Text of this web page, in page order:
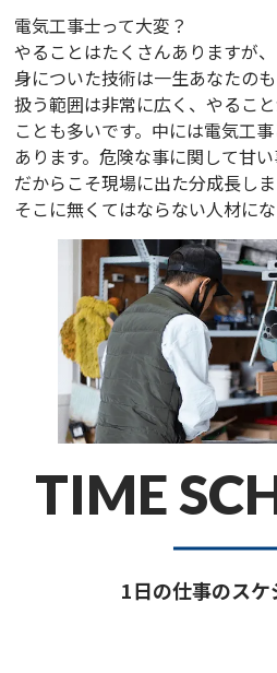
電気工事士って大変？
やることはたくさんありますが、
身についた技術は一生あなたのも
扱う範囲は非常に広く、やるこ
ことも多いです。中には電気工
あります。危険な事に関して甘い
だからこそ現場に出た分成長し
そこに無くてはならない人材に
TIME
1日の仕事のスケ